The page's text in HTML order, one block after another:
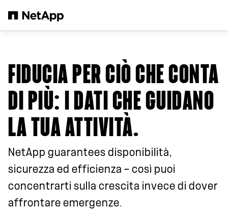
FIDUCIA PER CIÒ CHE CONTA
DI PIÙ: I DATI CHE GUIDANO
LA TUA ATTIVITÀ.
NetApp guarantees disponibilità,
sicurezza ed efficienza — così puoi
concentrarti sulla crescita invece di dover
affrontare emergenze.